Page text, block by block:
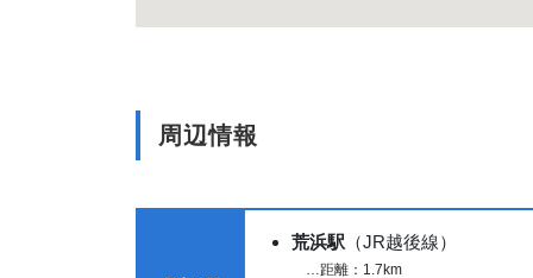
周辺情報
荒浜駅 （JR越後線）
…距離：1.7km